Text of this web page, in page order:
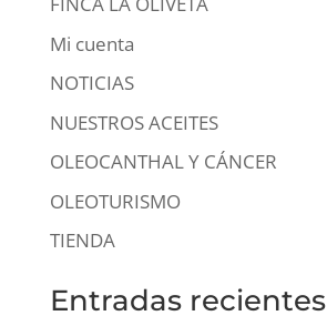
Mi cuenta
NOTICIAS
NUESTROS ACEITES
OLEOCANTHAL Y CÁNCER
OLEOTURISMO
TIENDA
Entradas recientes